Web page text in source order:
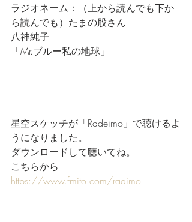
ラジオネーム：（上から読んでも下か
ら読んでも）たまの股さん
八神純子
「Mr.ブルー私の地球」
星空スケッチが「Radeimo」で聴けるよ
うになりました。
ダウンロードして聴いてね。
こちらから
https://www.fmito.com/radimo